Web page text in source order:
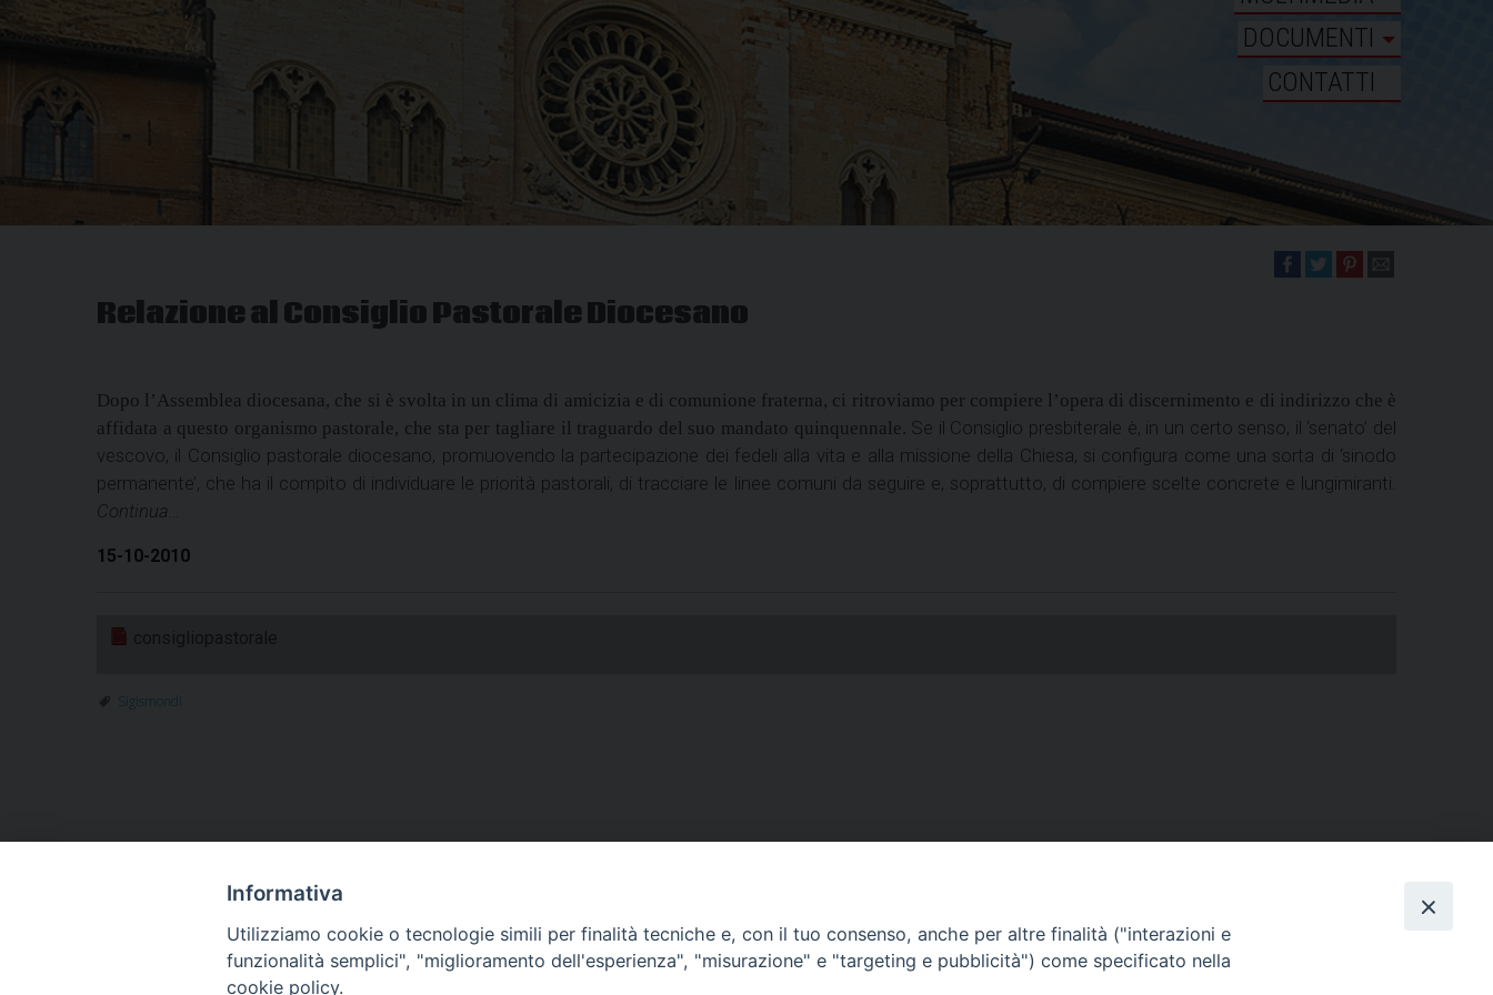
DOCUMENTI
CONTATTI
Relazione al Consiglio Pastorale Diocesano
Dopo l’Assemblea diocesana, che si è svolta in un clima di amicizia e di comunione fraterna, ci ritroviamo per compiere l’opera di discernimento e di indirizzo che è
affidata a questo organismo pastorale, che sta per tagliare il traguardo del suo mandato quinquennale. Se il Consiglio presbiterale è, in un certo senso, il ‘senato’ del
vescovo, il Consiglio pastorale diocesano, promuovendo la partecipazione dei fedeli alla vita e alla missione della Chiesa, si configura come una sorta di ‘sinodo
permanente’, che ha il compito di individuare le priorità pastorali, di tracciare le linee comuni da seguire e, soprattutto, di compiere scelte concrete e lungimiranti.
Continua…
15-10-2010
Sigismondi
VESCOVO ORARI MESSE CURIA VESCOVILE TUTELA MINORI UFFICI PASTORALI PERSONE VITA CONSACRATA
Informativa
Utilizziamo cookie o tecnologie simili per finalità tecniche e, con il tuo consenso, anche per altre finalità ("interazioni e
funzionalità semplici", "miglioramento dell'esperienza", "misurazione" e "targeting e pubblicità") come specificato nella
cookie policy.